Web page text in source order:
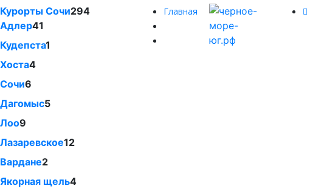
Курорты Сочи294
Адлер41
Кудепста1
Хоста4
Сочи6
Дагомыс5
Лоо9
Лазаревское12
Вардане2
Якорная щель4
Главная